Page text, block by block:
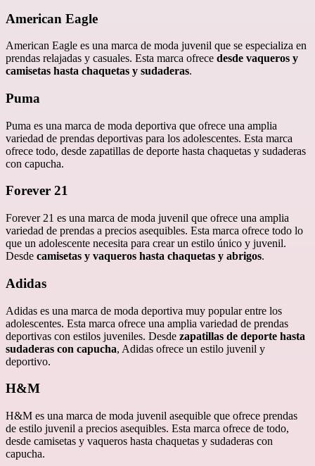
American Eagle
American Eagle es una marca de moda juvenil que se especializa en
prendas relajadas y casuales. Esta marca ofrece desde vaqueros y
camisetas hasta chaquetas y sudaderas.
Puma
Puma es una marca de moda deportiva que ofrece una amplia
variedad de prendas deportivas para los adolescentes. Esta marca
ofrece todo, desde zapatillas de deporte hasta chaquetas y sudaderas
con capucha.
Forever 21
Forever 21 es una marca de moda juvenil que ofrece una amplia
variedad de prendas a precios asequibles. Esta marca ofrece todo lo
que un adolescente necesita para crear un estilo único y juvenil.
Desde camisetas y vaqueros hasta chaquetas y abrigos.
Adidas
Adidas es una marca de moda deportiva muy popular entre los
adolescentes. Esta marca ofrece una amplia variedad de prendas
deportivas con estilos juveniles. Desde zapatillas de deporte hasta
sudaderas con capucha, Adidas ofrece un estilo juvenil y
deportivo.
H&M
H&M es una marca de moda juvenil asequible que ofrece prendas
de estilo juvenil a precios asequibles. Esta marca ofrece de todo,
desde camisetas y vaqueros hasta chaquetas y sudaderas con
capucha.